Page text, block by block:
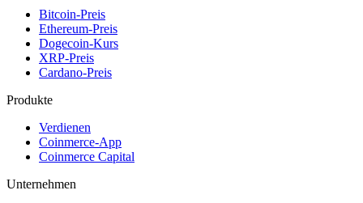
Bitcoin-Preis
Ethereum-Preis
Dogecoin-Kurs
XRP-Preis
Cardano-Preis
Produkte
Verdienen
Coinmerce-App
Coinmerce Capital
Unternehmen